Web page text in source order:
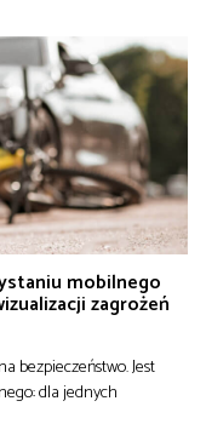
mobilnego
zagrożeń
bezpieczeństwo. Jest
dla jednych